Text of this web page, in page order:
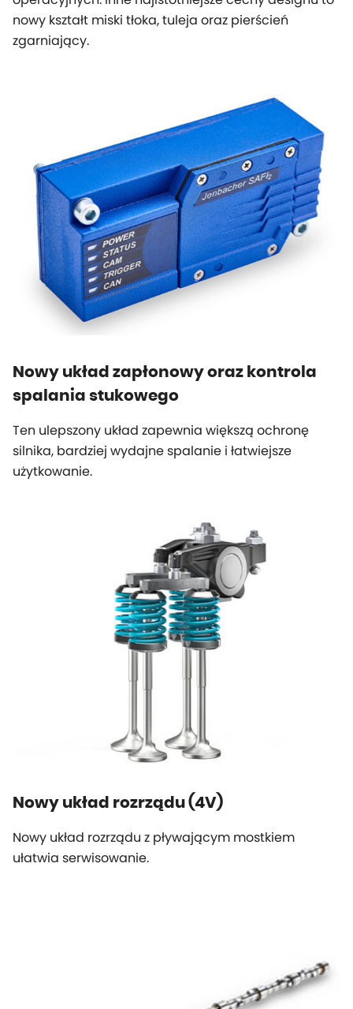
nowy kształt miski tłoka, tuleja oraz pierścień
zgarniający.
Nowy układ zapłonowy oraz kontrola
spalania stukowego
Ten ulepszony układ zapewnia większą ochronę
silnika, bardziej wydajne spalanie i łatwiejsze
użytkowanie.
Nowy układ rozrządu (4V)
Nowy układ rozrządu z pływającym mostkiem
ułatwia serwisowanie.